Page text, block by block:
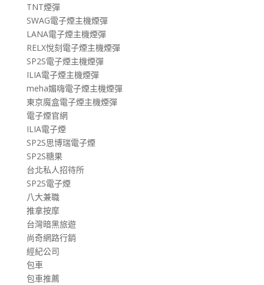
TNT煙彈
SWAG電子煙主機煙彈
LANA電子煙主機煙彈
RELX悅刻電子煙主機煙彈
SP2S電子煙主機煙彈
ILIA電子煙主機煙彈
meha媚嗨電子煙主機煙彈
東京魔盒電子煙主機煙彈
電子煙官網
ILIA電子煙
SP2S思博瑞電子煙
SP2S糖果
台北私人招待所
SP2S電子煙
八大兼職
推拿按摩
台灣暗黑旅遊
尚奇網路行銷
經紀公司
包車
包車推薦